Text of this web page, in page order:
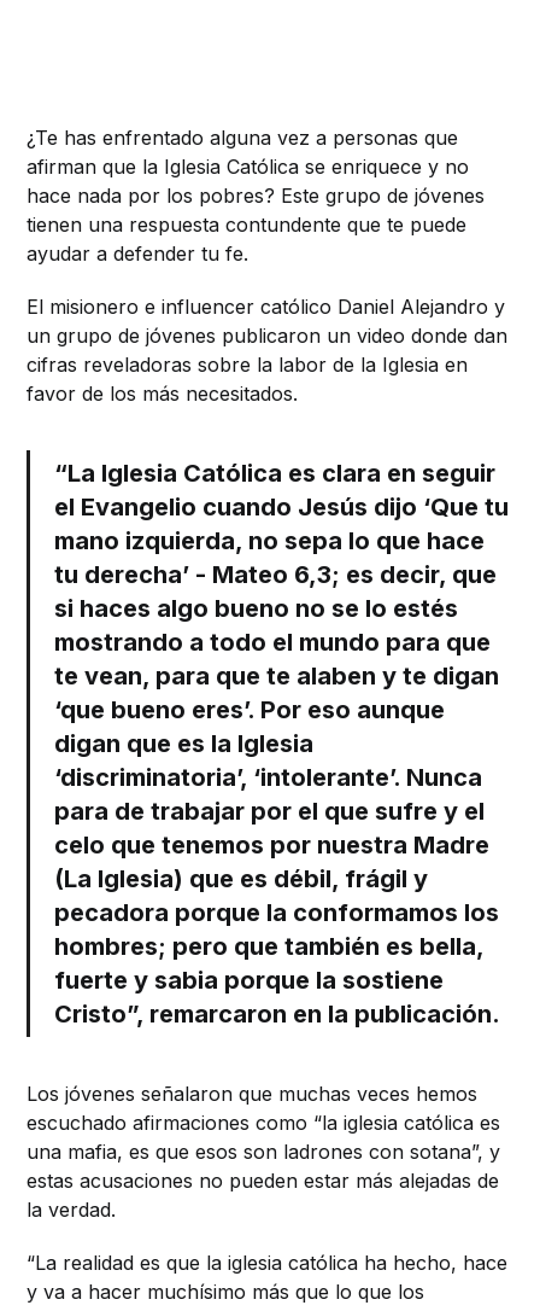
¿Te has enfrentado alguna vez a personas que
afirman que la Iglesia Católica se enriquece y no
hace nada por los pobres? Este grupo de jóvenes
tienen una respuesta contundente que te puede
ayudar a defender tu fe.
El misionero e influencer católico Daniel Alejandro y
un grupo de jóvenes publicaron un video donde dan
cifras reveladoras sobre la labor de la Iglesia en
favor de los más necesitados.
“La Iglesia Católica es clara en seguir
el Evangelio cuando Jesús dijo ‘Que tu
mano izquierda, no sepa lo que hace
tu derecha’ - Mateo 6,3; es decir, que
si haces algo bueno no se lo estés
mostrando a todo el mundo para que
te vean, para que te alaben y te digan
‘que bueno eres’. Por eso aunque
digan que es la Iglesia
‘discriminatoria’, ‘intolerante’. Nunca
para de trabajar por el que sufre y el
celo que tenemos por nuestra Madre
(La Iglesia) que es débil, frágil y
pecadora porque la conformamos los
hombres; pero que también es bella,
fuerte y sabia porque la sostiene
Cristo”, remarcaron en la publicación.
Los jóvenes señalaron que muchas veces hemos
escuchado afirmaciones como “la iglesia católica es
una mafia, es que esos son ladrones con sotana”, y
estas acusaciones no pueden estar más alejadas de
la verdad.
“La realidad es que la iglesia católica ha hecho, hace
y va a hacer muchísimo más que lo que los